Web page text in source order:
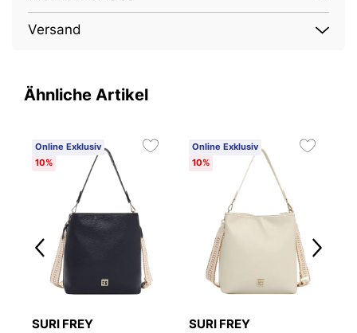
Versand
Ähnliche Artikel
Online Exklusiv
10%
SURI FREY
Online Exklusiv
10%
SURI FREY